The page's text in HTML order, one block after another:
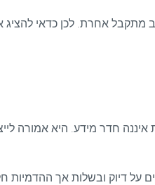
מתקבל אחרת. לכן כדאי להציג
חדר מידע. היא אמורה
דיוק ובשלות אך ההדמיות